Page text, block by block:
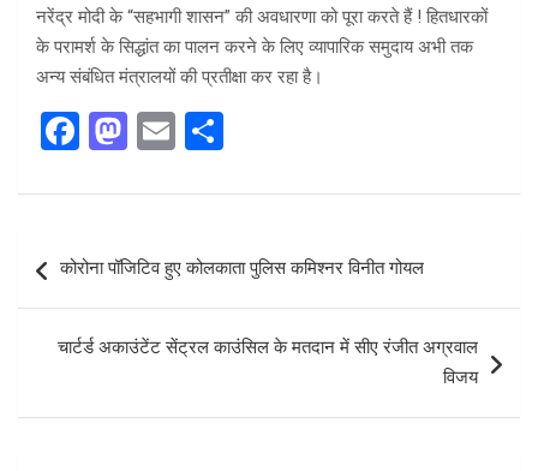
नरेंद्र मोदी के “सहभागी शासन” की अवधारणा को पूरा करते हैं ! हितधारकों
के परामर्श के सिद्धांत का पालन करने के लिए व्यापारिक समुदाय अभी तक
अन्य संबंधित मंत्रालयों की प्रतीक्षा कर रहा है।
F
ce
b
o
o
k
M
st
o
d
o
n
E
ail ar
navigation
कोरोना पॉजिटिव हुए कोलकाता पुलिस कमिश्नर विनीत गोयल
चार्टर्ड अकाउंटेंट सेंट्रल काउंसिल के मतदान में सीए रंजीत अग्रवाल
विजय